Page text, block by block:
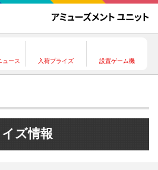
ュース 入荷プライズ 設置ゲーム機
ズ情報